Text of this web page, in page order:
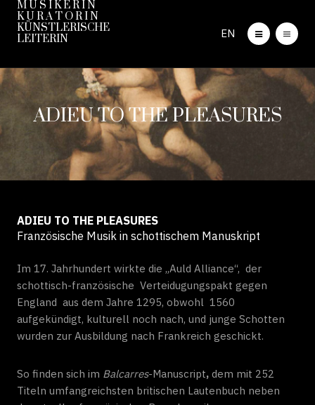
M U S I K E R I N
K U R A T O R I N
KÜNSTLERISCHE
LEITERIN
EN
ADIEU TO THE PLEASURES
ADIEU TO THE PLEASURES
Französische Musik in schottischem Manuskript
Im 17. Jahrhundert wirkte die „Auld Alliance“, der
schottisch-französische Verteidugungspakt gegen
England aus dem Jahre 1295, obwohl 1560
aufgekündigt, kulturell noch nach, und junge Schotten
wurden zur Ausbildung nach Frankreich geschickt.
So finden sich im Balcarres-Manuscript, dem mit 252
Titeln umfangreichsten britischen Lautenbuch neben